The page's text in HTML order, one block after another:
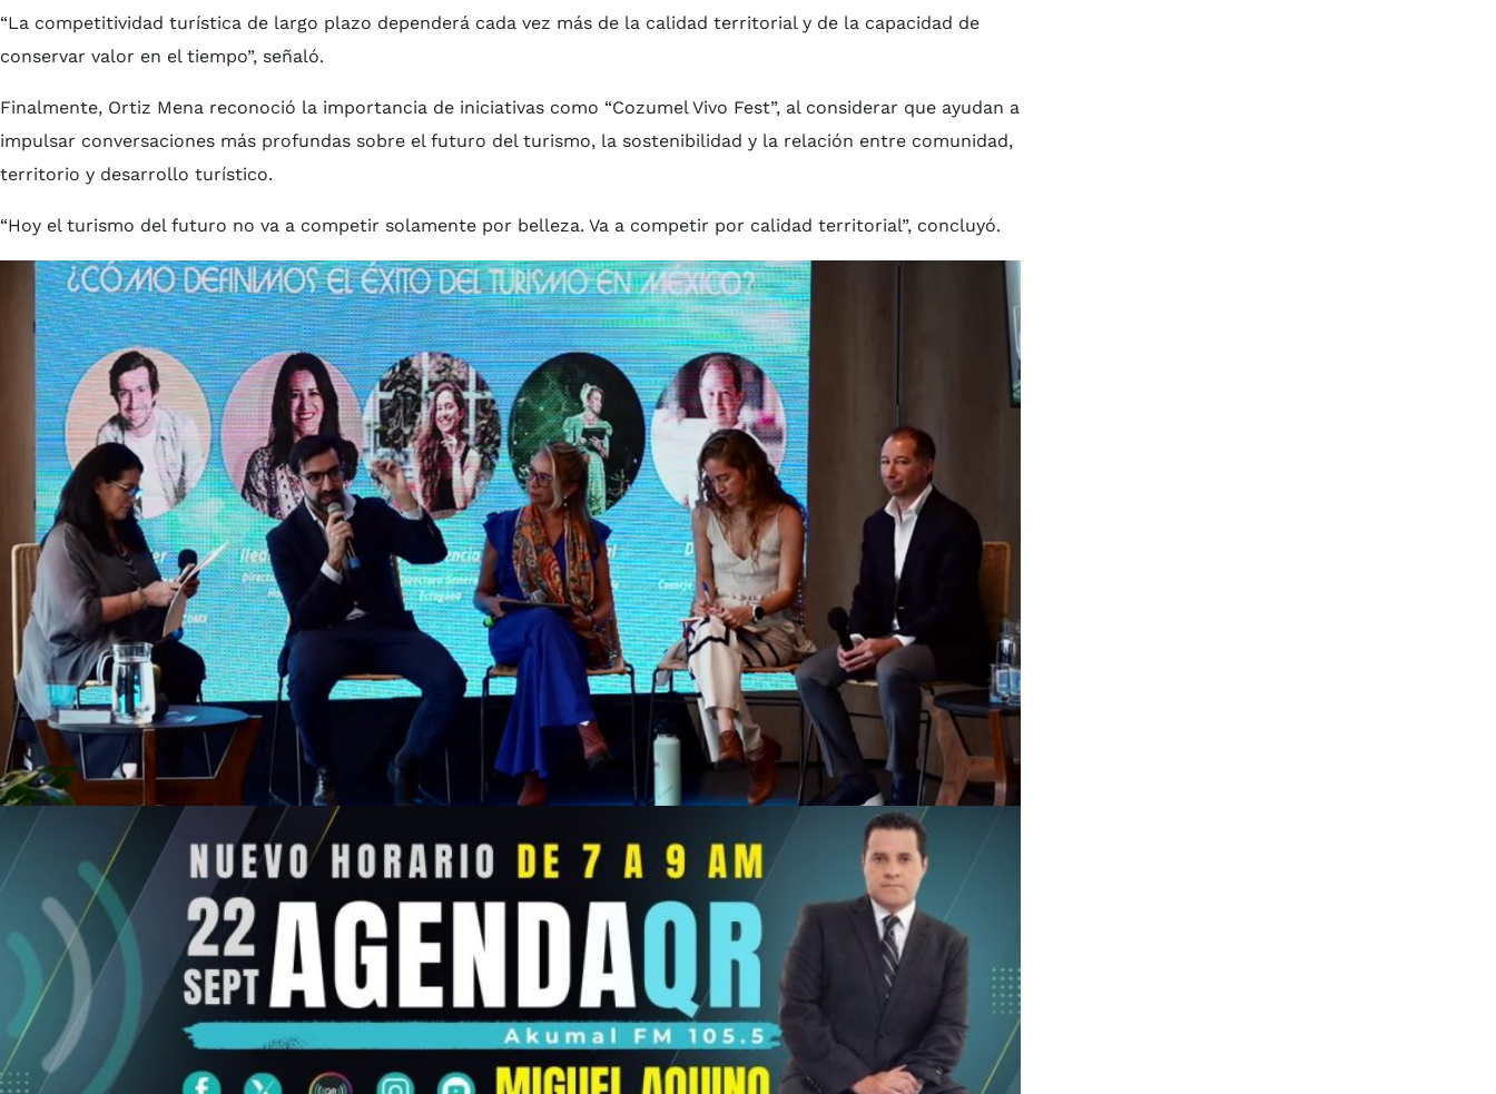
“La competitividad turística de largo plazo dependerá cada vez más de la calidad territorial y de la capacidad de
conservar valor en el tiempo”, señaló.
Finalmente, Ortiz Mena reconoció la importancia de iniciativas como “Cozumel Vivo Fest”, al considerar que ayudan a
impulsar conversaciones más profundas sobre el futuro del turismo, la sostenibilidad y la relación entre comunidad,
territorio y desarrollo turístico.
“Hoy el turismo del futuro no va a competir solamente por belleza. Va a competir por calidad territorial”, concluyó.